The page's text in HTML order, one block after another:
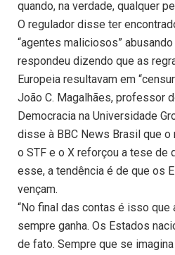
quando, na verdade, qualquer
O regulador disse ter
“agentes maliciosos”
respondeu dizendo que as
Europeia resultavam em
João C. Magalhães, professor
Democracia na Universidade
disse à BBC News Brasil que
o STF e o X reforçou a tese de
esse, a tendência é de que os
vençam.
“No final das contas é isso que
sempre ganha. Os Estados
de fato. Sempre que se